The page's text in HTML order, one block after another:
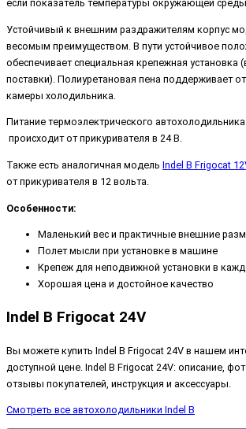
если показатель температуры окружающей среды
Устойчивый к внешним раздражителям корпус
весомым преимуществом. В пути устойчивое
обеспечивает специальная крепежная установка
поставки). Полиуретановая пена поддерживает
камеры холодильника.
Питание термоэлектрического
происходит от прикуривателя в 24 В.
Также есть аналогичная модель Indel B Frigocat
от прикуривателя в 12 вольта.
Особенности:
Маленький вес и практичные внешние
Полет мысли при установке в машине
Крепеж для неподвижной установки в
Хорошая цена и достойное качество
Indel B Frigocat 24V
Вы можете купить Indel B Frigocat 24V в нашем
доступной цене. Indel B Frigocat 24V: описание,
отзывы покупателей, инструкция и аксессуары.
Смотреть все автохолодильники Indel B